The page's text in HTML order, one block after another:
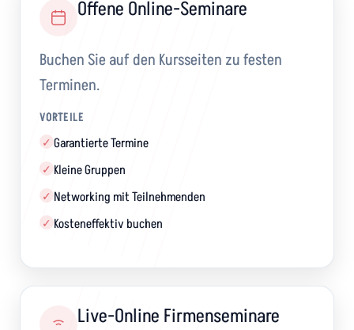
Offene Online-Seminare
Buchen Sie auf den Kursseiten zu festen
Terminen.
VORTEILE
✓ Garantierte Termine
✓ Kleine Gruppen
✓ Networking mit Teilnehmenden
✓ Kosteneffektiv buchen
Live-Online Firmenseminare